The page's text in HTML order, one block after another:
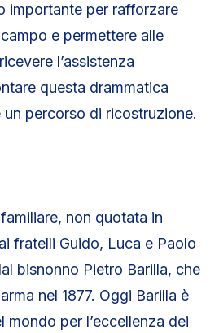
importante per rafforzare
e permettere alle
l’assistenza
questa drammatica
percorso di ricostruzione.
non quotata in
fratelli Guido, Luca e Paolo
bisnonno Pietro Barilla, che
nel 1877. Oggi Barilla è
mondo per l’eccellenza dei